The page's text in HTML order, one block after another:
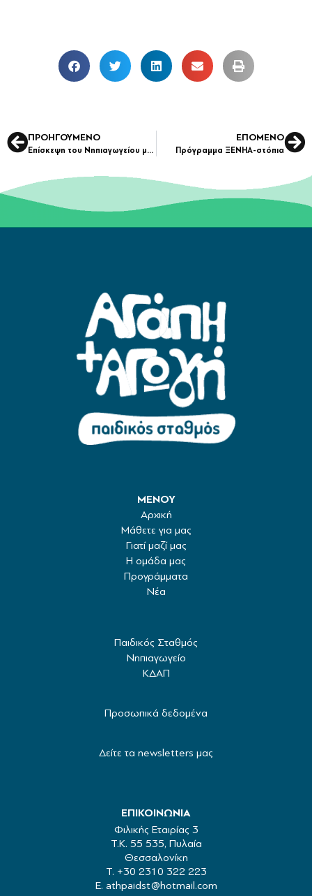
ΠΡΟΗΓΟΎΜΕΝΟ
Επίσκεψη του Νηπιαγωγείου μας στη Χ.Α.Ν.Θ.
ΕΠΌΜΕΝΟ
Πρόγραμμα ΞΕΝΗΑ-στόπια
ΜΕΝΟΥ
Aρχική
Μάθετε για μας
Γιατί μαζί μας
Η ομάδα μας
Προγράμματα
Νέα
Παιδικός Σταθμός
Νηπιαγωγείο
ΚΔΑΠ
Προσωπικά δεδομένα
Δείτε τα newsletters μας
ΕΠΙΚΟΙΝΩΝΙΑ
Φιλικής Εταιρίας 3
Τ.Κ. 55 535, Πυλαία
Θεσσαλονίκη
Τ. +30 2310 322 223
Ε. athpaidst@hotmail.com